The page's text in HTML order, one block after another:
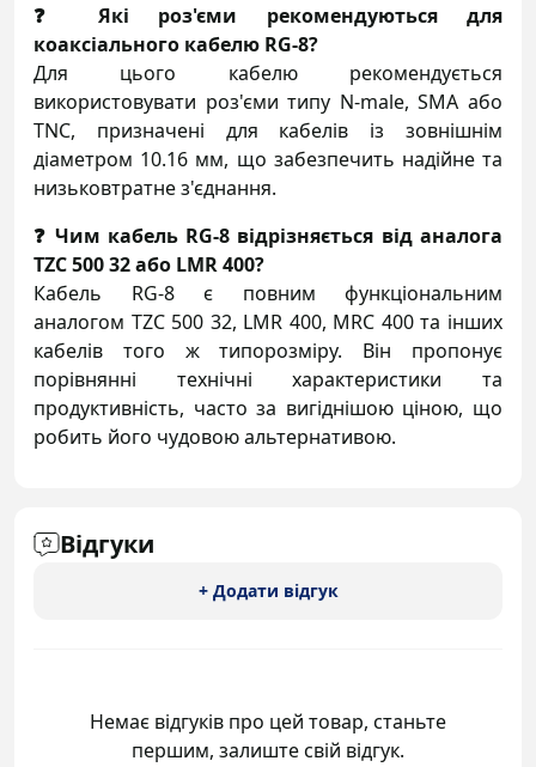
❓ Які роз'єми рекомендуються для
коаксіального кабелю RG-8?
Для цього кабелю рекомендується
використовувати роз'єми типу N-male, SMA або
TNC, призначені для кабелів із зовнішнім
діаметром 10.16 мм, що забезпечить надійне та
низьковтратне з'єднання.
❓ Чим кабель RG-8 відрізняється від аналога
TZC 500 32 або LMR 400?
Кабель RG-8 є повним функціональним
аналогом TZC 500 32, LMR 400, MRC 400 та інших
кабелів того ж типорозміру. Він пропонує
порівнянні технічні характеристики та
продуктивність, часто за вигіднішою ціною, що
робить його чудовою альтернативою.
Відгуки
+ Додати відгук
Немає відгуків про цей товар, станьте
першим, залиште свій відгук.